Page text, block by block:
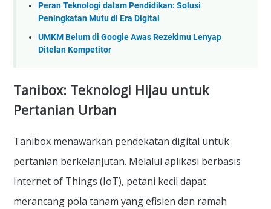
Peran Teknologi dalam Pendidikan: Solusi
Peningkatan Mutu di Era Digital
UMKM Belum di Google Awas Rezekimu Lenyap
Ditelan Kompetitor
Tanibox: Teknologi Hijau untuk
Pertanian Urban
Tanibox menawarkan pendekatan digital untuk
pertanian berkelanjutan. Melalui aplikasi berbasis
Internet of Things (IoT), petani kecil dapat
merancang pola tanam yang efisien dan ramah